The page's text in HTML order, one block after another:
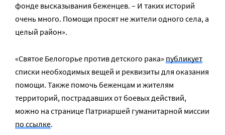
фонде высказывания беженцев. – И таких историй
очень много. Помощи просят не жители одного села, а
целый район».
«Святое Белогорье против детского рака» публикует
списки необходимых вещей и реквизиты для оказания
помощи. Также помочь беженцам и жителям
территорий, пострадавших от боевых действий,
можно на странице Патриаршей гуманитарной миссии
по ссылке.